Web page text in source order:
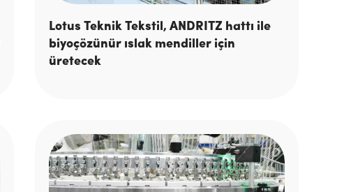
Lotus Teknik Tekstil, ANDRITZ hattı ile
biyoçözünür ıslak mendiller için
üretecek